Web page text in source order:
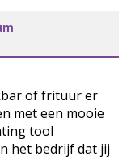
of frituur er
met een mooie
tool
het bedrijf dat jij